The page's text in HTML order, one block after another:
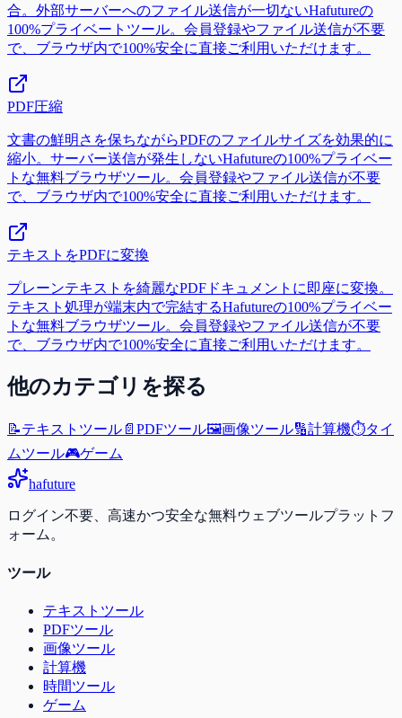
合。外部サーバーへのファイル送信が一切ないHafutureの
100%プライベートツール。会員登録やファイル送信が不要
で、ブラウザ内で100%安全に直接ご利用いただけます。
PDF圧縮
文書の鮮明さを保ちながらPDFのファイルサイズを効果的に
縮小。サーバー送信が発生しないHafutureの100%プライベー
トな無料ブラウザツール。会員登録やファイル送信が不要
で、ブラウザ内で100%安全に直接ご利用いただけます。
テキストをPDFに変換
プレーンテキストを綺麗なPDFドキュメントに即座に変換。
テキスト処理が端末内で完結するHafutureの100%プライベー
トな無料ブラウザツール。会員登録やファイル送信が不要
で、ブラウザ内で100%安全に直接ご利用いただけます。
他のカテゴリを探る
📝テキストツール 📄 PDFツール🖼️画像ツール🔢計算機⏱️タイ
ムツール🎮ゲーム
hafuture
ログイン不要、高速かつ安全な無料ウェブツールプラットフ
ォーム。
ツール
テキストツール
PDFツール
画像ツール
計算機
時間ツール
ゲーム